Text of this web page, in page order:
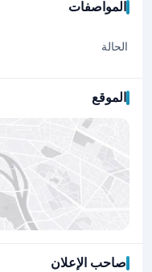
المواصفات
الحالة
الموقع
صاحب الإعلان